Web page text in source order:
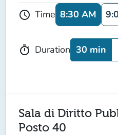
schedule Time 8:30 AM
timer Duration 30 min
Sala di Diritto
Posto 40